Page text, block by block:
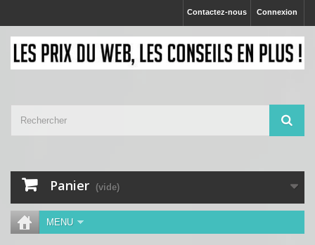
Connexion
Contactez-nous
Panier (vide)
MENU